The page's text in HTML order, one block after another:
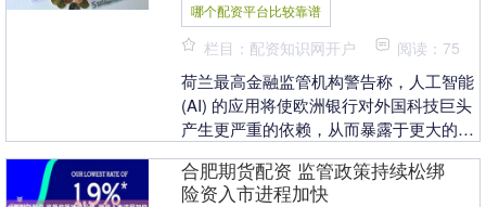
哪个配资平台比较靠谱
栏目：配资知识网开户 阅读：75
荷兰最高金融监管机构警告称，人工智能
(AI) 的应用将使欧洲银行对外国科技巨头
产生更严重的依赖，从而暴露于更大的系
采取迅速....
合肥期货配资 监管政策持续松绑
险资入市进程加快